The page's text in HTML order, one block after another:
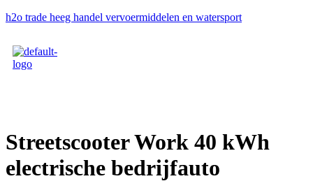
h2o trade heeg handel vervoermiddelen en watersport
Streetscooter Work 40 kWh
electrische bedrijfauto